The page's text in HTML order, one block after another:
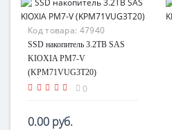
Код товара: 47940
SSD накопитель 3.2TB SAS
KIOXIA PM7-V
(KPM71VUG3T20)
0
0.00 руб.